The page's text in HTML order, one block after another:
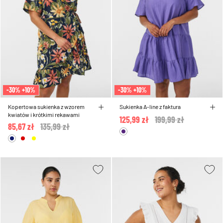
-30% +10%
Kopertowa sukienka z wzorem
kwiatów i krótkimi rekawami
Price reduced from
135,99 zł
85,67 zł
-30% +10%
Sukienka A-line z faktura
Price reduced from
199,99 zł
125,99 zł